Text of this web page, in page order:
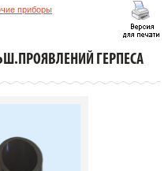
приборы
ГЕРПЕСА